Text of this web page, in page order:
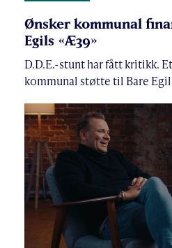
Ønsker kommunal
Egils «Æ39»
D.D.E.-stunt har fått kritikk.
kommunal støtte til Bare